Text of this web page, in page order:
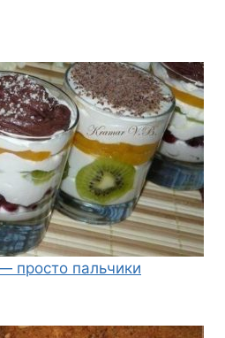
просто пальчики